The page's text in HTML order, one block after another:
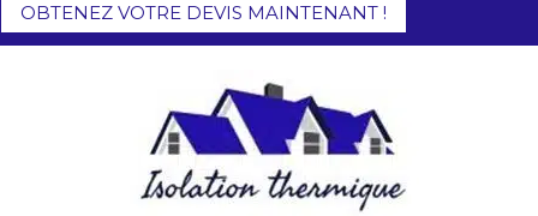
OBTENEZ VOTRE DEVIS MAINTENANT !